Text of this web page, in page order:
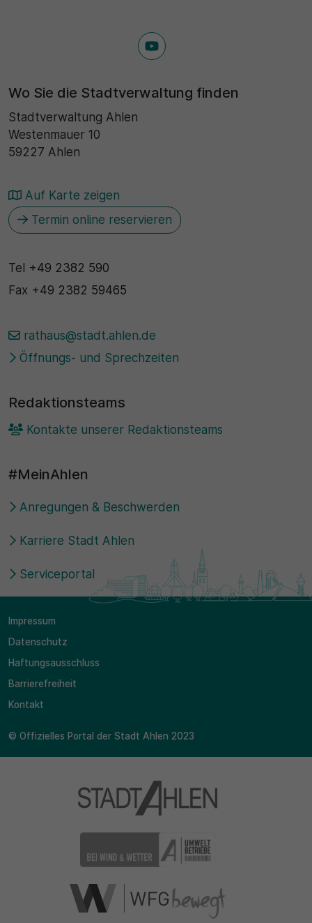
Wo Sie die Stadtverwaltung finden
Stadtverwaltung Ahlen
Westenmauer 10
59227 Ahlen
Auf Karte zeigen
Termin online reservieren
Tel +49 2382 590
Fax +49 2382 59465
rathaus@stadt.ahlen.de
Öffnungs- und Sprechzeiten
Redaktionsteams
Kontakte unserer Redaktionsteams
#MeinAhlen
Anregungen & Beschwerden
Karriere Stadt Ahlen
Serviceportal
Impressum
Datenschutz
Haftungsausschluss
Barrierefreiheit
Kontakt
© Offizielles Portal der Stadt Ahlen 2023